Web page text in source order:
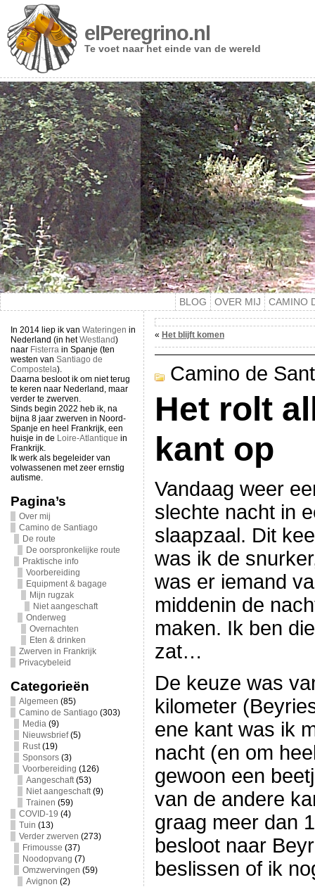
elPeregrino.nl
Te voet naar het einde van de wereld
BLOG OVER MIJ CAMINO
In 2014 liep ik van Wateringen in
Nederland (in hetWestland)
naar Fisterrain Spanje (ten
westen van Santiago de
Compostela).
Daarna besloot ik om niet terug
te keren naar Nederland, maar
verder te zwerven.
Sinds begin 2022 heb ik, na
bijna 8 jaar zwerven in Noord-
Spanje en heel Frankrijk, een
huisje in de Loire-Atlantique in
Frankrijk.
Ik werk als begeleider van
volwassenen met zeer ernstig
autisme.
Pagina’s
Over mij
Camino de Santiago
De route
De oorspronkelijke route
Praktische info
Voorbereiding
Equipment & bagage
Mijn rugzak
Niet aangeschaft
Onderweg
Overnachten
Eten & drinken
Zwerven in Frankrijk
Privacybeleid
Categorieën
Algemeen (85)
Camino de Santiago (303)
Media(9)
Nieuwsbrief(5)
Rust(19)
Sponsors(3)
Voorbereiding (126)
Aangeschaft(53)
Niet aangeschaft(9)
Trainen (59)
COVID-19 (4)
Tuin (13)
Verder zwerven (273)
Frimousse (37)
Noodopvang (7)
Omzwervingen (59)
Avignon (2)
« Het blijft komen
Camino de
Het rolt
kant op
Vandaag weer
slechte nacht in
slaapzaal. Dit
was ik de
was er iemand
middenin de
maken. Ik ben
zat…
De keuze was
kilometer
ene kant was ik
nacht (en om
gewoon een
van de andere
graag meer dan
besloot naar
beslissen of ik